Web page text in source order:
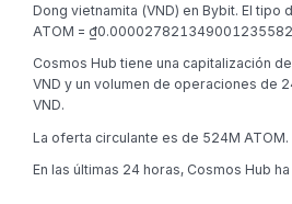
Dong vietnamita (VND) en Bybit. El tipo
ATOM = ₫0.000027821349001235582
Cosmos Hub tiene una capitalización
VND y un volumen de operaciones de
VND.
La oferta circulante es de 524M ATOM.
En las últimas 24 horas, Cosmos Hub